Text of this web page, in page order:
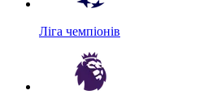
Ліга чемпіонів